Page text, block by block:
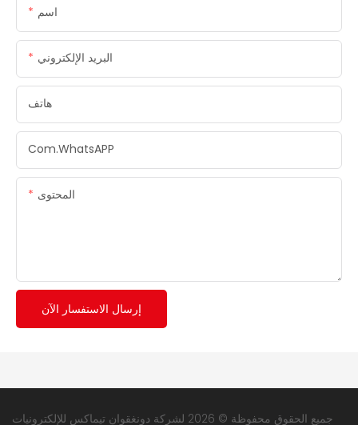
اسم
البريد الإلكتروني
هاتف
Com.whatsAPP
المحتوى
إرسال الاستفسار الآن
جميع الحقوق محفوظة © 2026 لشركة دونغقوان تيماكس للإلكترونيات